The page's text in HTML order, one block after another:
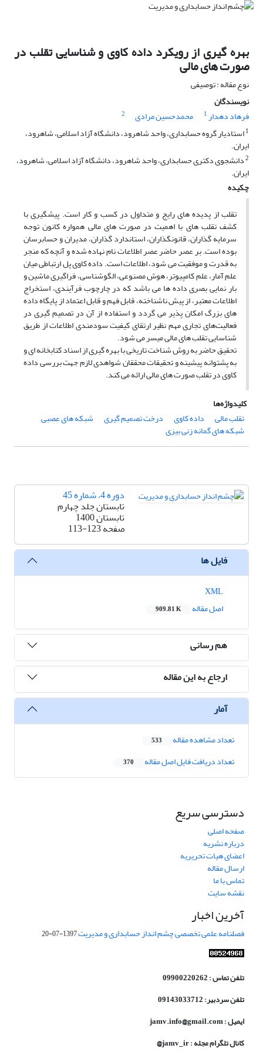
بهره گیری از رویکرد داده کاوی و شناسایی تقلب در
صورت های مالی
نوع مقاله : توصیفی
نویسندگان
فرهاد دهدار1 محمدحسین مرادی
2
1استادیار گروه حسابداری، واحد شاهرود، دانشگاه آزاد اسلامی، شاهرود،
ایران.
2دانشجوی دکتری حسابداری، واحد شاهرود، دانشگاه آزاد اسلامی، شاهرود،
ایران.
چکیده
تقلب از پدیده های رایج و متداول در کسب و کار است. پیشگیری با
کشف تقلب های با اهمیت در صورت های مالی همواره کانون توجه
سرمایه گذاران، قانونگذاران، استاندارد گذاران، مدیران و حسابرسان
بوده است. بر عصر حاضر عصر اطلاعات نام نهاده شده و آنچه که منجر
به قدرت و موفقیت می شود، اطلاعات است. داده کاوی پل ارتباطی میان
علم آمار، علم کامپیوتر، هوش مصنوعی، الگوشناسی، فراگیری ماشین و
بار نمایی بصری داده ها می باشد که در چارچوب فرآیندی، استخراج
اطلاعات معتبر، از پیش ناشناخته، قابل فهم و قابل اعتماد از پایگاه داده
های بزرگ امکان پذیر می گردد و استفاده از آن در تصمیم گیری در
فعالیت‌های تجاری مهم نظیر ارتقای کیفیت سودمندی اطلاعات از طریق
شناسایی تقلب های مالی میسر می شود.
تحقیق حاضر به روش شناخت تاریخی با بهره گیری از اسناد کتابخانه ای و
به پشتوانه پیشینه و تحقیقات محققان شواهدی لازم جهت بررسی داده
کاوی در تقلب صورت های مالی ارائه می کند.
کلیدواژه‌ها
تقلب مالی
داده کاوی درخت تصمیم گیری شبکه های عصبی
شبکه های گمانه زنی بیزی
دوره 4، شماره 45
تابستان جلد چهارم
تابستان 1400
صفحه113-123
فایل ها
اصل مقاله
909.81 K
هم رسانی
ارجاع به این مقاله
آمار
تعداد مشاهده مقاله 533
تعداد دریافت فایل اصل مقاله 370
دسترسی سریع
صفحه اصلی
درباره نشریه
اعضای هیات تحریریه
ارسال مقاله
تماس با ما
نقشه سایت
آخرین اخبار
فصلنامه علمی تخصصی چشم انداز حسابداری و مدیریت1397-07-20
تلفن تماس : 09900220262
تلفن سردبیر: 09143033712
ایمیل : jamv.info@gmail.com
کانال تلگرام مجله : jamv_ir@